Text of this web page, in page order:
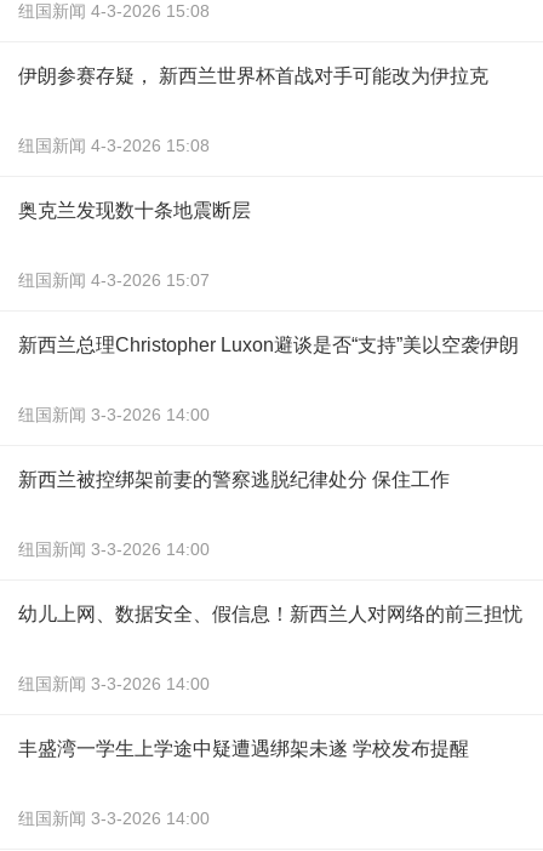
纽国新闻 4-3-2026 15:08
伊朗参赛存疑， 新西兰世界杯首战对手可能改为伊拉克
纽国新闻 4-3-2026 15:08
奥克兰发现数十条地震断层
纽国新闻 4-3-2026 15:07
新西兰总理Christopher Luxon避谈是否“支持”美以空袭伊朗
纽国新闻 3-3-2026 14:00
新西兰被控绑架前妻的警察逃脱纪律处分 保住工作
纽国新闻 3-3-2026 14:00
幼儿上网、数据安全、假信息！新西兰人对网络的前三担忧
纽国新闻 3-3-2026 14:00
丰盛湾一学生上学途中疑遭遇绑架未遂 学校发布提醒
纽国新闻 3-3-2026 14:00